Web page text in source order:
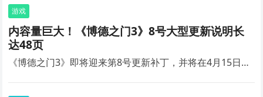
游戏
内容量巨大！《博德之门3》8号大型更新说明长
达48页
《博德之门3》即将迎来第8号更新补丁，并将在4月15日…